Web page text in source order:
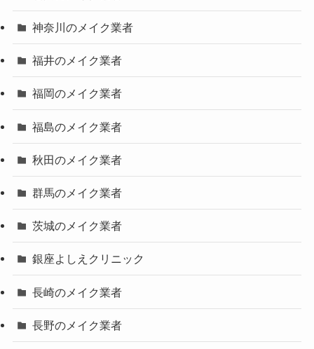
神奈川のメイク業者
福井のメイク業者
福岡のメイク業者
福島のメイク業者
秋田のメイク業者
群馬のメイク業者
茨城のメイク業者
銀座よしえクリニック
長崎のメイク業者
長野のメイク業者